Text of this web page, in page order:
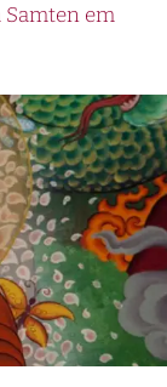
Samten em